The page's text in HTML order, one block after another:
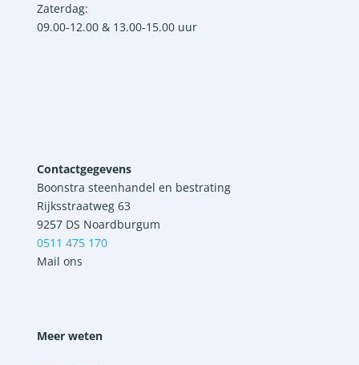
Zaterdag:
09.00-12.00 & 13.00-15.00 uur
Contactgegevens
Boonstra steenhandel en bestrating
Rijksstraatweg 63
9257 DS Noardburgum
0511 475 170
Mail ons
Meer weten